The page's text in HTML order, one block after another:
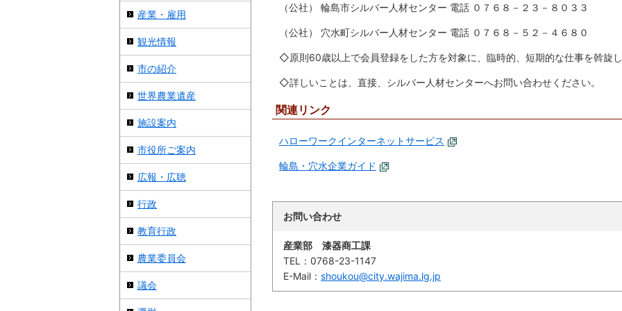
（公社） 輪島市シルバー人材センター 電話 ０７６８－２３－８０３３
（公社） 穴水町シルバー人材センター 電話 ０７６８－５２－４６８０
◇原則60歳以上で会員登録をした方を対象に、臨時的、短期的な仕事を斡旋し
◇詳しいことは、直接、シルバー人材センターへお問い合わせください。
関連リンク
ハローワークインターネットサービス
輪島・穴水企業ガイド
お問い合わせ
産業部 漆器商工課
TEL： 0768-23-1147
E-Mail： shoukou@city.wajima.lg.jp
産業・雇用
観光情報
市の紹介
世界農業遺産
施設案内
市役所ご案内
広報・広聴
行政
教育行政
農業委員会
議会